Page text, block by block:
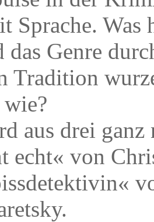
Sprache.
das Genre
Tradition
aus drei
echt« von